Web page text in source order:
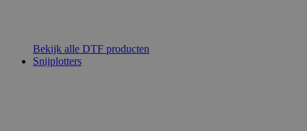
Bekijk alle DTF producten
Snijplotters